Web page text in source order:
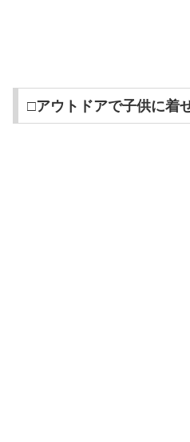
□アウトドアで子供に着